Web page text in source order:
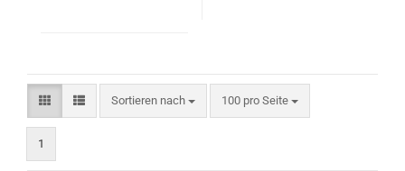
Sortieren nach 100 pro Seite
1